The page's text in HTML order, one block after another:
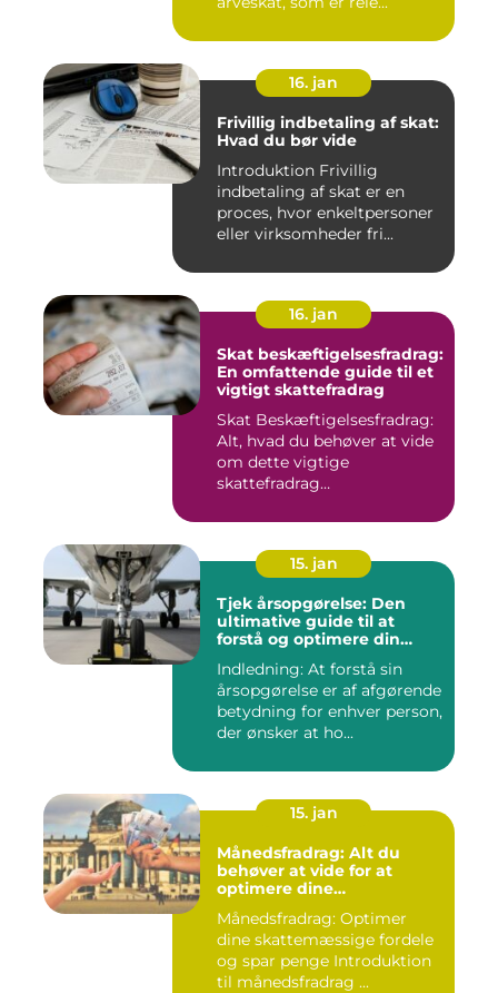
16. jan
Frivillig indbetaling af skat:
Hvad du bør vide
Introduktion Frivillig
indbetaling af skat er en
proces, hvor enkeltpersoner
eller virksomheder fri...
16. jan
Skat beskæftigelsesfradrag:
En omfattende guide til et
vigtigt skattefradrag
Skat Beskæftigelsesfradrag:
Alt, hvad du behøver at vide
om dette vigtige
skattefradrag
15. jan
Tjek årsopgørelse: Den
ultimative guide til at
forstå og optimere din
Indledning: At forstå sin
årsopgørelse er af afgørende
betydning for enhver person,
der ønsker at ho...
15. jan
Månedsfradrag: Alt du
behøver at vide for at
optimere dine
Månedsfradrag: Optimer
dine skattemæssige fordele
og spar penge Introduktion
til månedsfradrag ...